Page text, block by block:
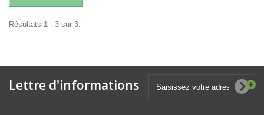
Résultats 1 - 3 sur 3.
Lettre d'informations